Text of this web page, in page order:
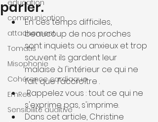
education
communication
attachement
Tomatis
Misophonie
Cohérence cardiaque
EmRes
Sensibilité auditive
parler.
En ces temps difficiles,
beaucoup de nos proches
sont inquiets ou anxieux et trop
souvent ils gardent leur
malaise à l'intérieur ce qui ne
fait que l'accroître .
Rappelez vous : tout ce qui ne
s'exprime pas, s'imprime.
Dans cet article, Christine